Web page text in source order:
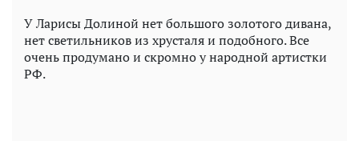
У Ларисы Долиной нет большого золотого дивана,
нет светильников из хрусталя и подобного. Все
очень продумано и скромно у народной артистки
РФ.